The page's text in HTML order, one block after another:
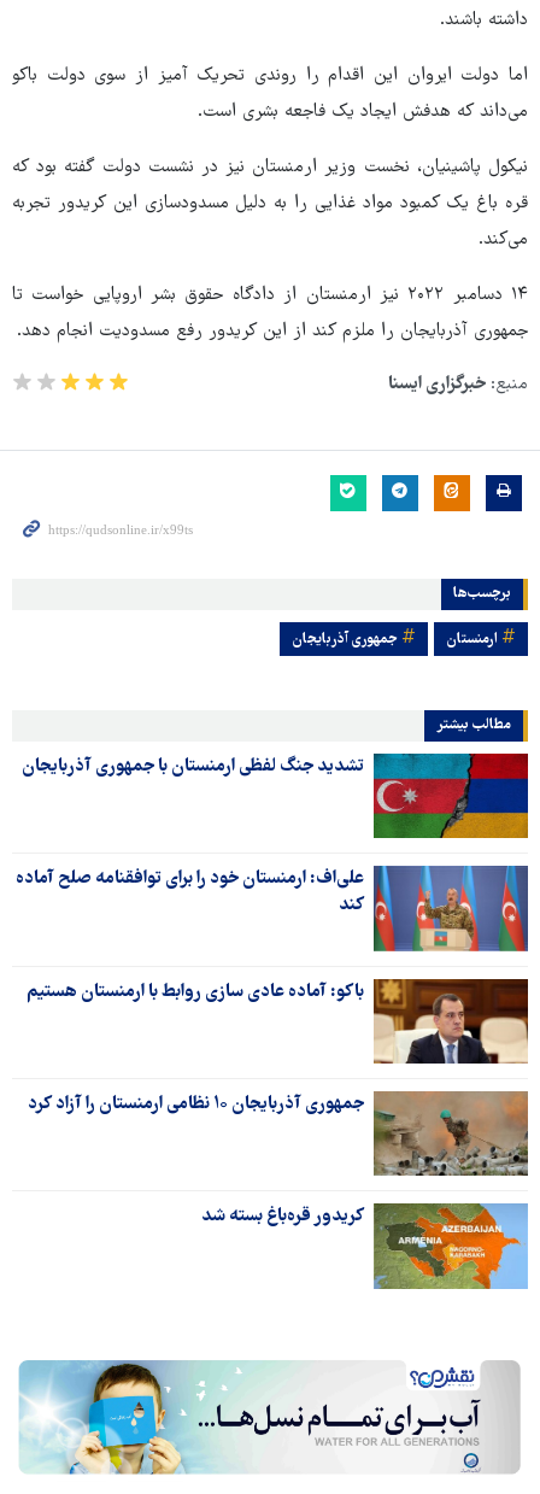
داشته باشند.
اما دولت ایروان این اقدام را روندی تحریک آمیز از سوی دولت باکو
می‌داند که هدفش ایجاد یک فاجعه بشری است.
نیکول پاشینیان، نخست وزیر ارمنستان نیز در نشست دولت گفته بود که
قره باغ یک کمبود مواد غذایی را به دلیل مسدودسازی این کریدور تجربه
می‌کند.
۱۴ دسامبر ۲۰۲۲ نیز ارمنستان از دادگاه حقوق بشر اروپایی خواست تا
جمهوری آذربایجان را ملزم کند از این کریدور رفع مسدودیت انجام دهد.
منبع: خبرگزاری ایسنا
برچسب‌ها
ارمنستان جمهوری آذربایجان
مطالب بیشتر
تشدید جنگ لفظی ارمنستان با جمهوری آذربایجان
علی‌اف: ارمنستان خود را برای توافقنامه صلح آماده
کند
باکو: آماده عادی سازی روابط با ارمنستان هستیم
جمهوری آذربایجان ۱۰ نظامی ارمنستان را آزاد کرد
کریدور قره‌باغ بسته شد